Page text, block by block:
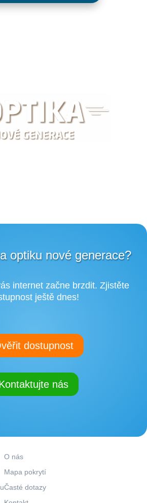
optiku nové generace?
internet začne brzdit. Zjistěte
ještě dnes!
dostupnost
nás
O nás
Mapa pokrytí
Časté dotazy